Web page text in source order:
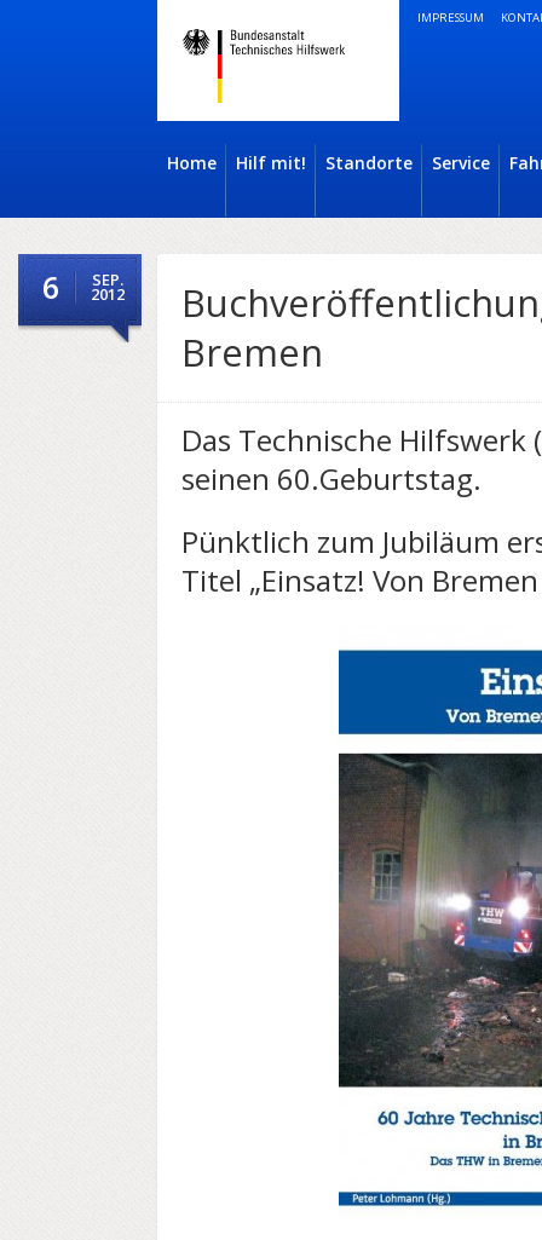
IMPRESSUM
Home Hilf mit! Standorte Service
6 SEP.
2012
Bremen
Das Technische
seinen 60.Geburtstag.
Pünktlich zum Jubiläum
Titel „Einsatz! Von